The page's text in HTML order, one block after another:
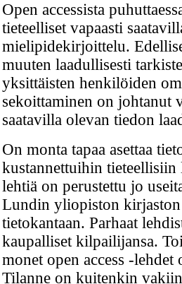
Open accessista
tieteelliset vapaasti
mielipidekirjoittelu.
muuten laadullisesti
yksittäisten henkilöiden
sekoittaminen on johtanut
saatavilla olevan tiedon
On monta tapaa asettaa
kustannettuihin tieteellisiin
lehtiä on perustettu jo
Lundin yliopiston
tietokantaan. Parhaat
kaupalliset kilpailijansa.
monet open access -
Tilanne on kuitenkin